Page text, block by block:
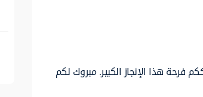
فرحة هذا الإنجاز الكبير. مبروك لكم